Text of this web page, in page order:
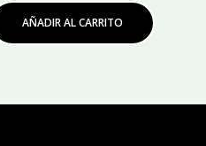
AÑADIR AL CARRITO